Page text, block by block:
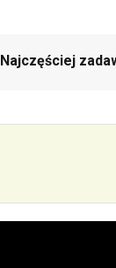
Najczęściej